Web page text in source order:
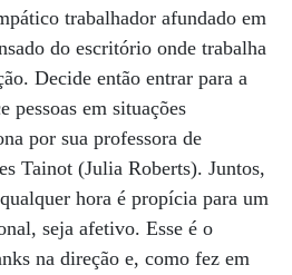
trabalhador afundado em
do escritório onde trabalha
Decide então entrar para a
pessoas em situações
por sua professora de
Tainot (Julia Roberts). Juntos,
hora é propícia para um
seja afetivo. Esse é o
na direção e, como fez em